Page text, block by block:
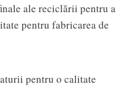
ale reciclării pentru a
pentru fabricarea de
pentru o calitate